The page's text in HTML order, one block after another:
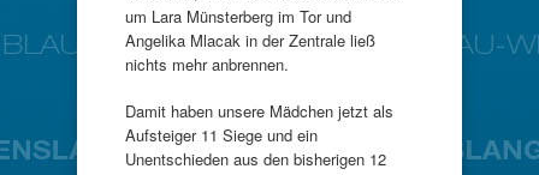
um Lara Münsterberg im Tor und
Angelika Mlacak in der Zentrale ließ
nichts mehr anbrennen.
Damit haben unsere Mädchen jetzt als
Aufsteiger 11 Siege und ein
Unentschieden aus den bisherigen 12